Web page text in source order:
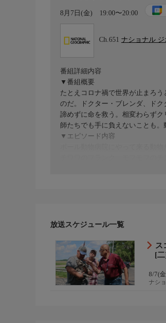
8月7日(金) 19:00〜20:00
Ch.651 ナショナル
番組詳細内容
▼番組概要
たとえコロナ禍で世界が止まろ
のだ。ドクター・ブレンダ、ド
諦めずに命を救う。相変わらず
師たちでも手に負えないことも
▼エピソード内容
チワワのフランク、モフモフの
放送スケジュール一覧
ス
[
8/7(
ナシ